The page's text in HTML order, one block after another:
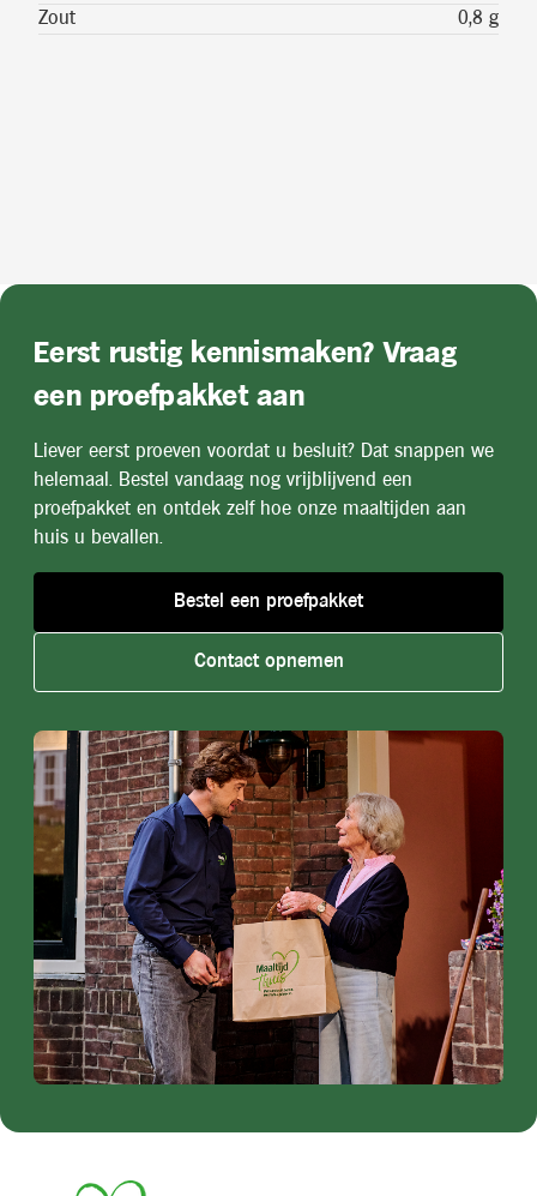
Zout 0,8 g
Eerst rustig kennismaken? Vraag
een proefpakket aan
Liever eerst proeven voordat u besluit? Dat snappen we
helemaal. Bestel vandaag nog vrijblijvend een
proefpakket en ontdek zelf hoe onze maaltijden aan
huis u bevallen.
Bestel een proefpakket
Contact opnemen